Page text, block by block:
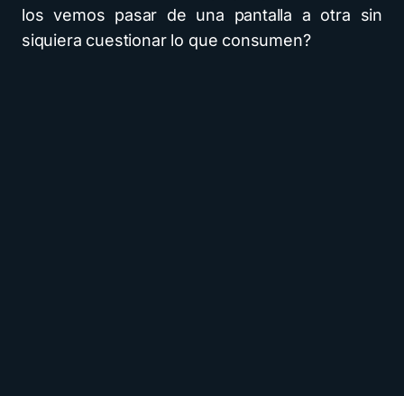
los vemos pasar de una pantalla a otra sin
siquiera cuestionar lo que consumen?